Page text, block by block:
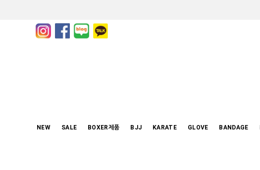
NEW SALE BOXER제품 BJJ KARATE GLOVE BANDAGE